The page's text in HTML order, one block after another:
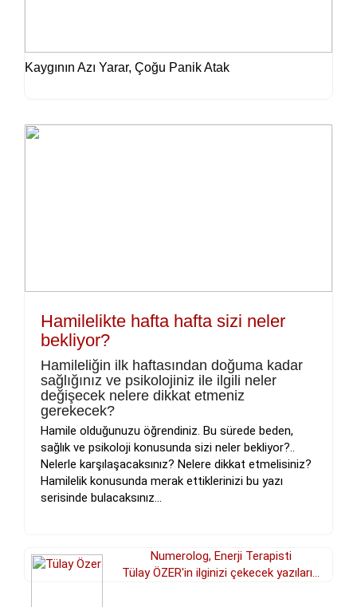
Kaygının Azı Yarar, Çoğu Panik Atak
Hamilelikte hafta hafta sizi neler
bekliyor?
Hamileliğin ilk haftasından doğuma kadar
sağlığınız ve psikolojiniz ile ilgili neler
değişecek nelere dikkat etmeniz
gerekecek?
Hamile olduğunuzu öğrendiniz. Bu sürede beden,
sağlık ve psikoloji konusunda sizi neler bekliyor?..
Nelerle karşılaşacaksınız? Nelere dikkat etmelisiniz?
Hamilelik konusunda merak ettiklerinizi bu yazı
serisinde bulacaksınız...
Numerolog, Enerji Terapisti
Tülay ÖZER'in ilginizi çekecek yazıları...